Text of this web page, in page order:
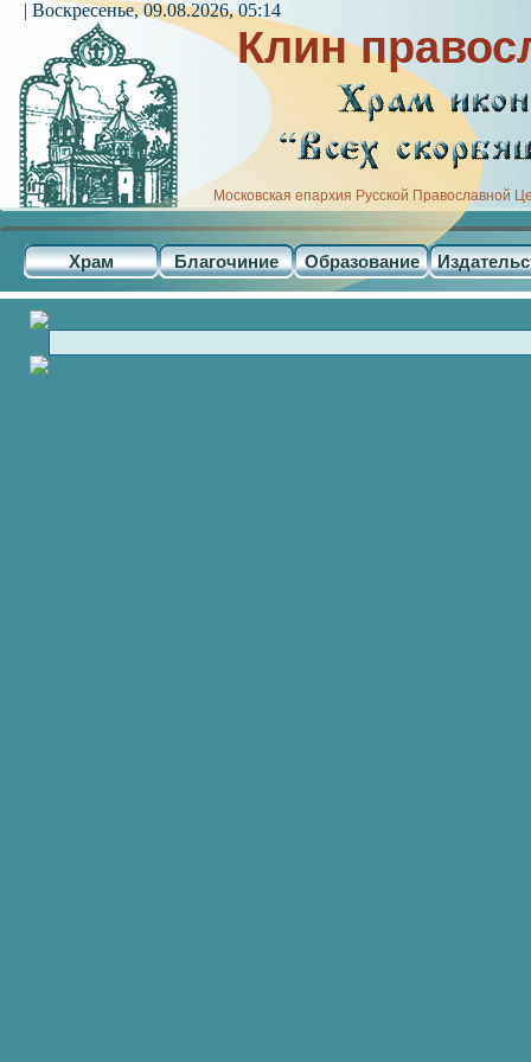
Клин
Московская епархия Русской Православной
Храм Благочиние Образование
| Воскресенье, 09.08.2026, 05:14